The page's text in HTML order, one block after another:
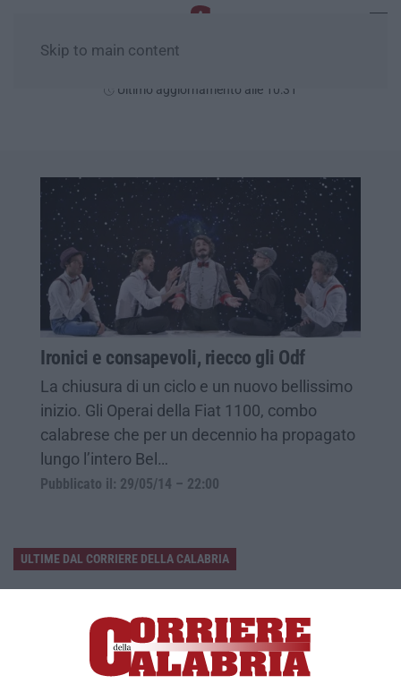
Skip to main content
Ultimo aggiornamento alle 10:31
Ironici e consapevoli, riecco gli Odf
La chiusura di un ciclo e un nuovo bellissimo
inizio. Gli Operai della Fiat 1100, combo
calabrese che per un decennio ha propagato
lungo l’intero Bel…
Pubblicato il: 29/05/14 – 22:00
ULTIME DAL CORRIERE DELLA CALABRIA
Anno E Un Mese
“CROTONE Torna in carcere Nicola Lentini, 39 anni, indicato come vicino
alla cosca Arena di Isola Capo Rizzuto e condannato nell’ambito dell…